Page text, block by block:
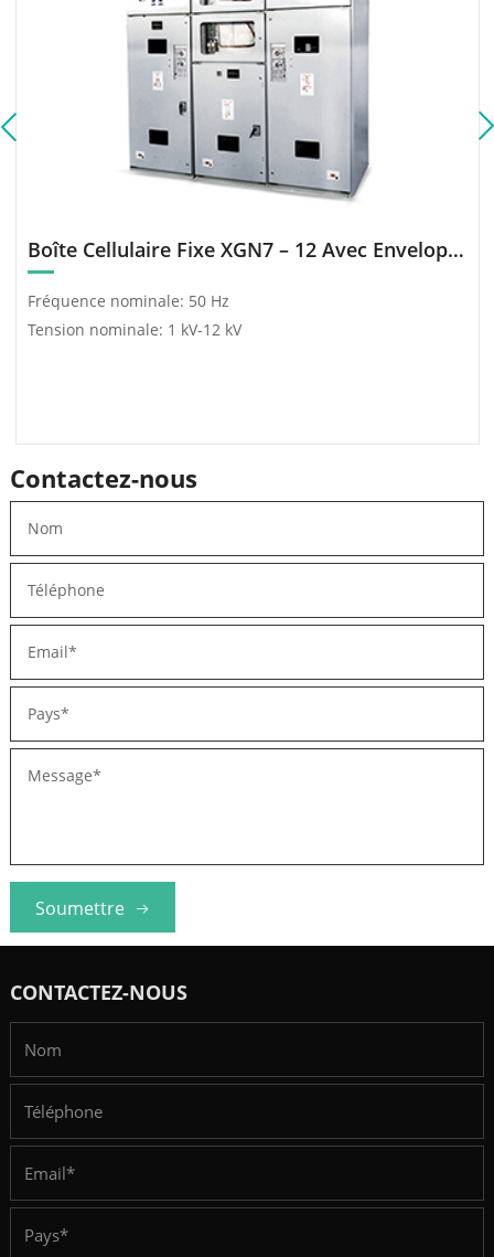
Boîte Cellulaire Fixe XGN7 – 12 Avec Enveloppe Métallique
Fréquence nominale: 50 Hz
Tension nominale: 1 kV-12 kV
Contactez-nous
Soumettre
CONTACTEZ-NOUS